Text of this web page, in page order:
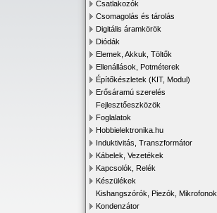
Csatlakozók
Csomagolás és tárolás
Digitális áramkörök
Diódák
Elemek, Akkuk, Töltők
Ellenállások, Potméterek
Építőkészletek (KIT, Modul)
Erősáramú szerelés
Fejlesztőeszközök
Foglalatok
Hobbielektronika.hu
Induktivitás, Transzformátor
Kábelek, Vezetékek
Kapcsolók, Relék
Készülékek
Kishangszórók, Piezók, Mikrofonok
Kondenzátor